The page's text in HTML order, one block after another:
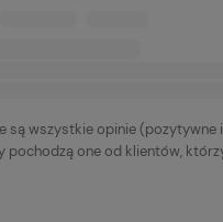
są wszystkie opinie (pozytywne
pochodzą one od klientów,